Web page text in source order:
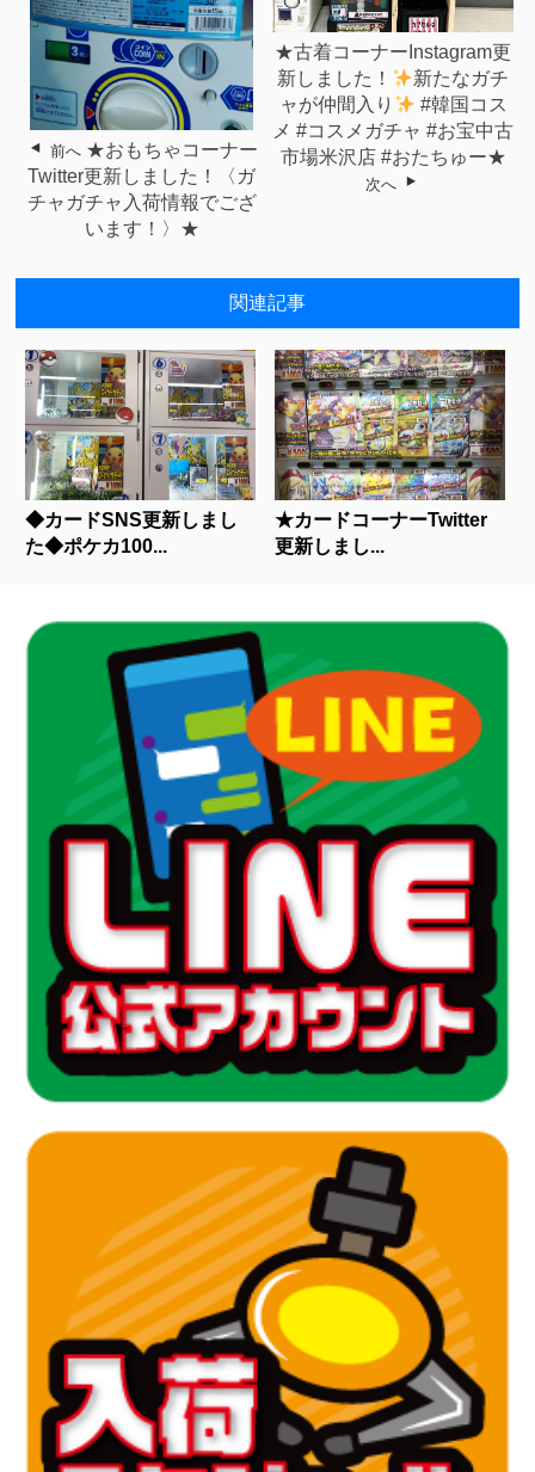
前へ ★おもちゃコーナー
Twitter更新しました！〈ガ
チャガチャ入荷情報でござ
います！〉★
★古着コーナーInstagram更
新しました！
新たなガチ
ャが仲間入り
#韓国コス
メ #コスメガチャ #お宝中古
市場米沢店 #おたちゅー★
次へ
関連記事
◆カードSNS更新しまし
た◆ポケカ100...
★カードコーナーTwitter
更新しまし...